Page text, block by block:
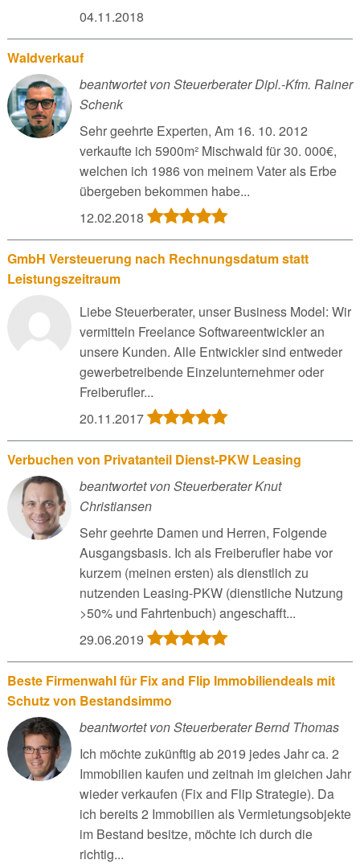
04.11.2018
Waldverkauf
beantwortet von Steuerberater Dipl.-Kfm. Rainer
Schenk
Sehr geehrte Experten, Am 16. 10. 2012
verkaufte ich 5900m² Mischwald für 30. 000€,
welchen ich 1986 von meinem Vater als Erbe
übergeben bekommen habe...
12.02.2018
GmbH Versteuerung nach Rechnungsdatum statt
Leistungszeitraum
Liebe Steuerberater, unser Business Model: Wir
vermitteln Freelance Softwareentwickler an
unsere Kunden. Alle Entwickler sind entweder
gewerbetreibende Einzelunternehmer oder
Freiberufler...
20.11.2017
Verbuchen von Privatanteil Dienst-PKW Leasing
beantwortet von Steuerberater Knut
Christiansen
Sehr geehrte Damen und Herren, Folgende
Ausgangsbasis. Ich als Freiberufler habe vor
kurzem (meinen ersten) als dienstlich zu
nutzenden Leasing-PKW (dienstliche Nutzung
>50% und Fahrtenbuch) angeschafft...
29.06.2019
Beste Firmenwahl für Fix and Flip Immobiliendeals mit
Schutz von Bestandsimmo
beantwortet von Steuerberater Bernd Thomas
Ich möchte zukünftig ab 2019 jedes Jahr ca. 2
Immobilien kaufen und zeitnah im gleichen Jahr
wieder verkaufen (Fix and Flip Strategie). Da
ich bereits 2 Immobilien als Vermietungsobjekte
im Bestand besitze, möchte ich durch die
richtig...